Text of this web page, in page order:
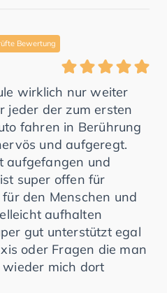
Bewertung
wirklich nur weiter
jeder der zum ersten
fahren in Berührung
und aufgeregt.
aufgefangen und
super offen für
den Menschen und
aufhalten
gut unterstützt egal
oder Fragen die man
mich dort